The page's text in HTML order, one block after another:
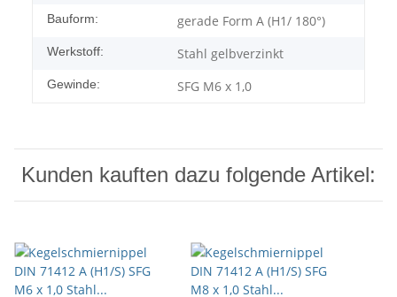
Bauform: gerade Form A (H1/ 180°)
Werkstoff: Stahl gelbverzinkt
Gewinde: SFG M6 x 1,0
Kunden kauften dazu folgende Artikel: